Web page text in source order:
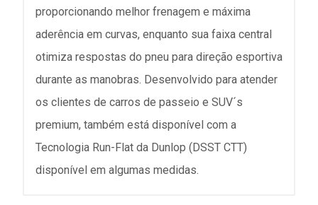
proporcionando melhor frenagem e máxima
aderência em curvas, enquanto sua faixa central
otimiza respostas do pneu para direção esportiva
durante as manobras. Desenvolvido para atender
os clientes de carros de passeio e SUV´s
premium, também está disponível com a
Tecnologia Run-Flat da Dunlop (DSST CTT)
disponível em algumas medidas.